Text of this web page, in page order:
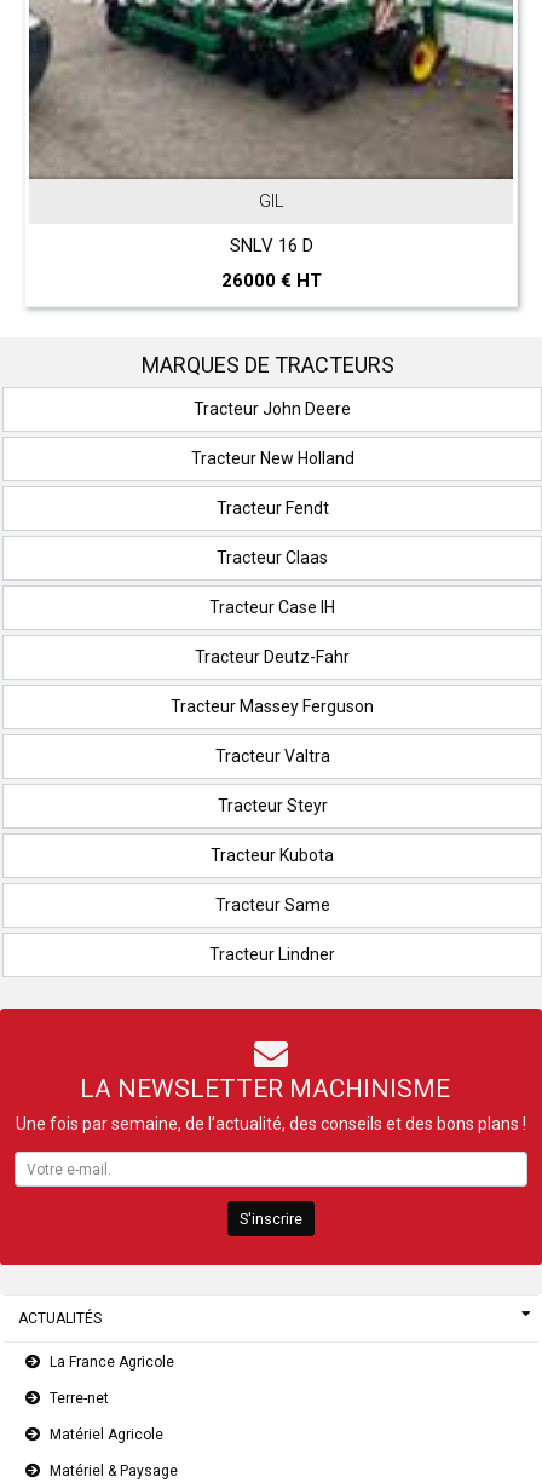
MARQUES DE TRACTEURS
Tracteur John Deere
Tracteur New Holland
Tracteur Fendt
Tracteur Claas
Tracteur Case IH
Tracteur Deutz-Fahr
Tracteur Massey Ferguson
Tracteur Valtra
Tracteur Steyr
Tracteur Kubota
Tracteur Same
Tracteur Lindner
LA NEWSLETTER MACHINISME
Une fois par semaine, de l’actualité, des conseils et des bons plans !
S'inscrire
ACTUALITÉS
La France Agricole
Terre-net
Matériel Agricole
Matériel & Paysage